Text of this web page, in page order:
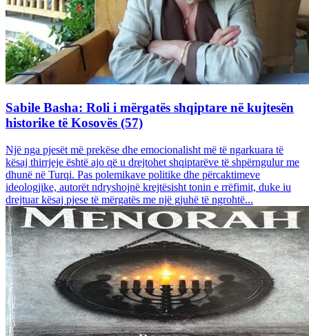
Sabile Basha: Roli i mërgatës shqiptare në kujtesën
historike të Kosovës (57)
Një nga pjesët më prekëse dhe emocionalisht më të ngarkuara të
kësaj thirrjeje është ajo që u drejtohet shqiptarëve të shpërngulur me
dhunë në Turqi. Pas polemikave politike dhe përcaktimeve
ideologjike, autorët ndryshojnë krejtësisht tonin e rrëfimit, duke iu
drejtuar kësaj pjese të mërgatës me një gjuhë të ngrohtë...